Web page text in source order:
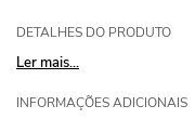
DETALHES DO PRODUTO
Ler mais...
INFORMAÇÕES ADICIONAIS